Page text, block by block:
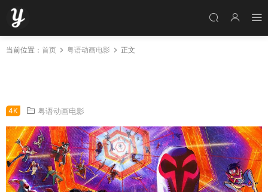
当前位置： 首页 粤语动画电影 正文
4K 粤语动画电影